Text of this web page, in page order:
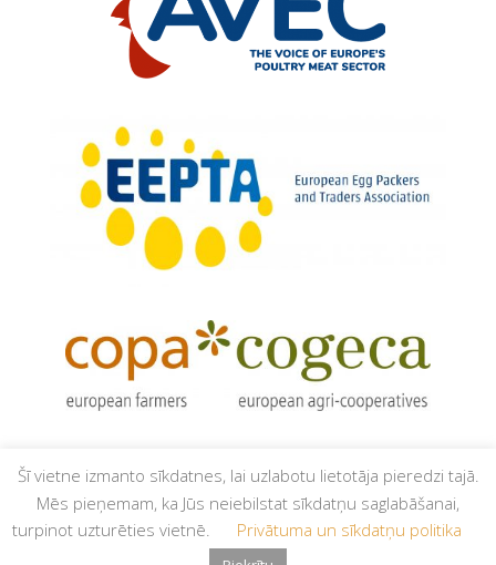
© Latvijas Apvienotā putnkopības nozares asociācija,
Šī vietne izmanto sīkdatnes, lai uzlabotu lietotāja pieredzi tajā.
Mēs pieņemam, ka Jūs neiebilstat sīkdatņu saglabāšanai,
turpinot uzturēties vietnē.
Privātuma un sīkdatņu politika